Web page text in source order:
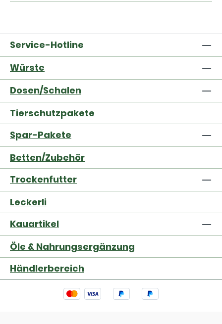
Service-Hotline
Würste
Dosen/Schalen
Tierschutzpakete
Spar-Pakete
Betten/Zubehör
Trockenfutter
Leckerli
Kauartikel
Öle & Nahrungsergänzung
Händlerbereich